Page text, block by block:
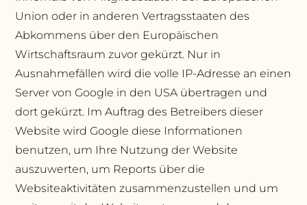
Union oder in anderen Vertragsstaaten des
Abkommens über den Europäischen
Wirtschaftsraum zuvor gekürzt. Nur in
Ausnahmefällen wird die volle IP-Adresse an einen
Server von Google in den USA übertragen und
dort gekürzt. Im Auftrag des Betreibers dieser
Website wird Google diese Informationen
benutzen, um Ihre Nutzung der Website
auszuwerten, um Reports über die
Websiteaktivitäten zusammenzustellen und um